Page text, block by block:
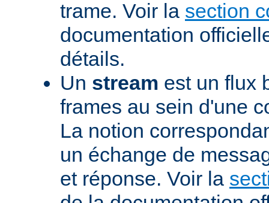
trame. Voir la section
documentation
détails.
Un stream est un flux
frames au sein d'une
La notion
un échange de
et réponse. Voir la